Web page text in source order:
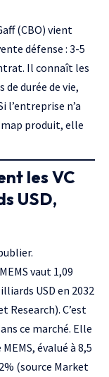
(CBO) vient
défense : 3-5
Il connaît les
durée de vie,
l’entreprise n’a
produit, elle
les VC
USD,
vaut 1,09
USD en 2032
Research). C’est
ce marché. Elle
évalué à 8,5
(source Market